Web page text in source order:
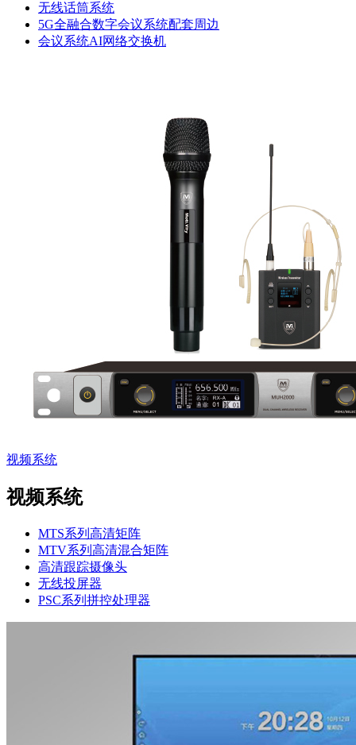
无线话筒系统
5G全融合数字会议系统配套周边
会议系统AI网络交换机
视频系统
视频系统
MTS系列高清矩阵
MTV系列高清混合矩阵
高清跟踪摄像头
无线投屏器
PSC系列拼控处理器